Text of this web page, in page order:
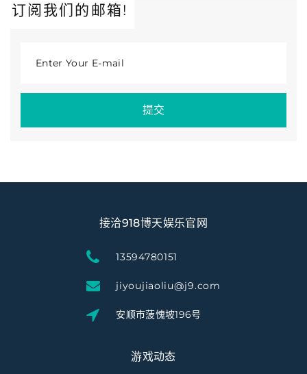
订阅我们的邮箱!
Enter Your E-mail
提交
接洽918博天娱乐官网
13594780151
jiyoujiaoliu@j9.com
安顺市菠愧坡196号
游戏动态